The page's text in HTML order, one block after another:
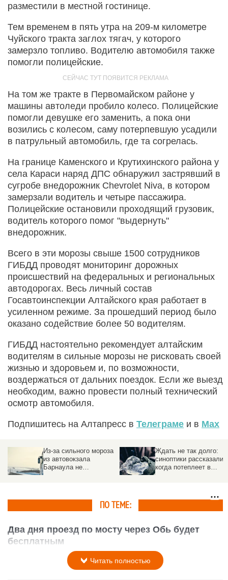
разместили в местной гостинице.
Тем временем в пять утра на 209-м километре
Чуйского тракта заглох тягач, у которого
замерзло топливо. Водителю автомобиля также
помогли полицейские.
На том же тракте в Первомайском районе у
машины автоледи пробило колесо. Полицейские
помогли девушке его заменить, а пока они
возились с колесом, саму потерпевшую усадили
в патрульный автомобиль, где та согрелась.
На границе Каменского и Крутихинского района у
села Караси наряд ДПС обнаружил застрявший в
сугробе внедорожник Chevrolet Niva, в котором
замерзали водитель и четыре пассажира.
Полицейские остановили проходящий грузовик,
водитель которого помог "выдернуть"
внедорожник.
Всего в эти морозы свыше 1500 сотрудников
ГИБДД проводят мониторинг дорожных
происшествий на федеральных и региональных
автодорогах. Весь личный состав
Госавтоинспекции Алтайского края работает в
усиленном режиме. За прошедший период было
оказано содействие более 50 водителям.
ГИБДД настоятельно рекомендует алтайским
водителям в сильные морозы не рисковать своей
жизнью и здоровьем и, по возможности,
воздержаться от дальних поездок. Если же выезд
необходим, важно провести полный технический
осмотр автомобиля.
Подпишитесь на Алтапресс в Телеграме и в Max
Из-за сильного мороза
из автовокзала
Барнаула не
Ждать не так долго:
синоптики рассказали,
когда потеплеет в
ПО ТЕМЕ:
Два дня проезд по мосту через Обь будет
бесплатным
Читать полностью